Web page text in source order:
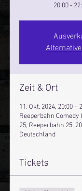
20:00 -
Zeit & Ort
11. Okt. 2024, 20:00 –
Reeperbahn Comedy
25, Reeperbahn 25,
Deutschland
Tickets